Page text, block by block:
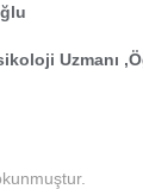
Uzmanı